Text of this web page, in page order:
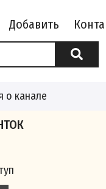
Добавить
о канале